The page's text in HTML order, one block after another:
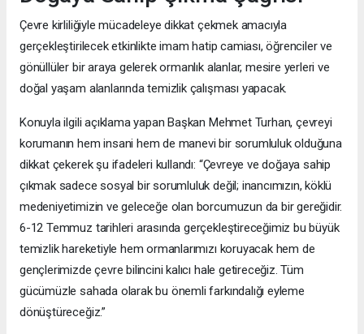
Çevre kirliliğiyle mücadeleye dikkat çekmek amacıyla
gerçekleştirilecek etkinlikte imam hatip camiası, öğrenciler ve
gönüllüler bir araya gelerek ormanlık alanlar, mesire yerleri ve
doğal yaşam alanlarında temizlik çalışması yapacak.
Konuyla ilgili açıklama yapan Başkan Mehmet Turhan, çevreyi
korumanın hem insani hem de manevi bir sorumluluk olduğuna
dikkat çekerek şu ifadeleri kullandı: “Çevreye ve doğaya sahip
çıkmak sadece sosyal bir sorumluluk değil; inancımızın, köklü
medeniyetimizin ve geleceğe olan borcumuzun da bir gereğidir.
6-12 Temmuz tarihleri arasında gerçekleştireceğimiz bu büyük
temizlik hareketiyle hem ormanlarımızı koruyacak hem de
gençlerimizde çevre bilincini kalıcı hale getireceğiz. Tüm
gücümüzle sahada olarak bu önemli farkındalığı eyleme
dönüştüreceğiz.”